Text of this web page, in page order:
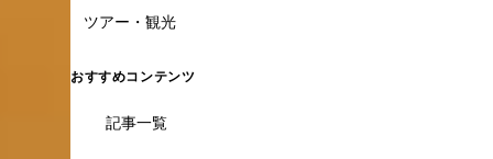
ツアー・観光
おすすめコンテンツ
記事一覧